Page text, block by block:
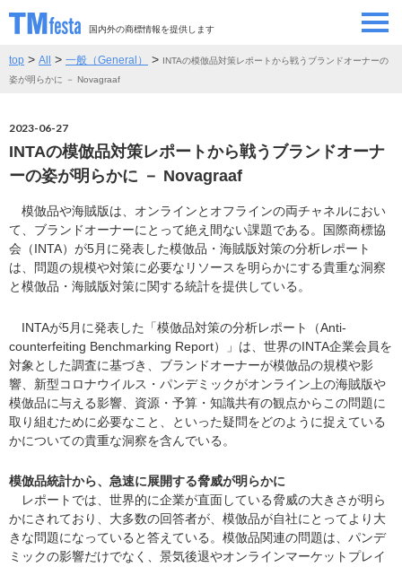
国内外の商標情報を提供します
SEMINAR/EVENT
CONTRIBUTORS 情報提供者
CONTACT お問い合わせ
top > All > 一般（General） > INTAの模倣品対策レポートから戦うブランドオーナーの
姿が明らかに － Novagraaf
2023-06-27
INTAの模倣品対策レポートから戦うブランドオーナ
ーの姿が明らかに － Novagraaf
模倣品や海賊版は、オンラインとオフラインの両チャネルにおい
て、ブランドオーナーにとって絶え間ない課題である。国際商標協
会（INTA）が5月に発表した模倣品・海賊版対策の分析レポート
は、問題の規模や対策に必要なリソースを明らかにする貴重な洞察
と模倣品・海賊版対策に関する統計を提供している。
INTAが5月に発表した「模倣品対策の分析レポート（Anti-
counterfeiting Benchmarking Report）」は、世界のINTA企業会員を
対象とした調査に基づき、ブランドオーナーが模倣品の規模や影
響、新型コロナウイルス・パンデミックがオンライン上の海賊版や
模倣品に与える影響、資源・予算・知識共有の観点からこの問題に
取り組むために必要なこと、といった疑問をどのように捉えている
かについての貴重な洞察を含んでいる。
模倣品統計から、急速に展開する脅威が明らかに
レポートでは、世界的に企業が直面している脅威の大きさが明ら
かにされており、大多数の回答者が、模倣品が自社にとってより大
きな問題になっていると答えている。模倣品関連の問題は、パンデ
ミックの影響だけでなく、景気後退やオンラインマーケットプレイ